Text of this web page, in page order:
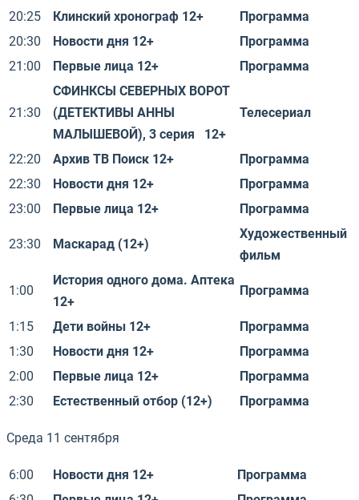
20:25 Клинский хронограф 12+
Программа
20:30
Новости дня 12+
Программа
21:00
Первые лица 12+ Программа
21:30
СФИНКСЫ СЕВЕРНЫХ ВОРОТ
(ДЕТЕКТИВЫ АННЫ
МАЛЫШЕВОЙ), 3 серия 12+
Телесериал
22:20 Архив ТВ Поиск 12+
Программа
22:30
Новости дня 12+
Программа
23:00
Первые лица 12+ Программа
23:30 Маскарад (12+)
Художественный
фильм
1:00
История одного дома. Аптека
12+
Программа
1:15 Дети войны 12+
Программа
1:30
Новости дня 12+
Программа
2:00
Первые лица 12+
Программа
2:30
Естественный отбор (12+) Программа
Среда 11 сентября
6:00 Новости дня 12+
Программа